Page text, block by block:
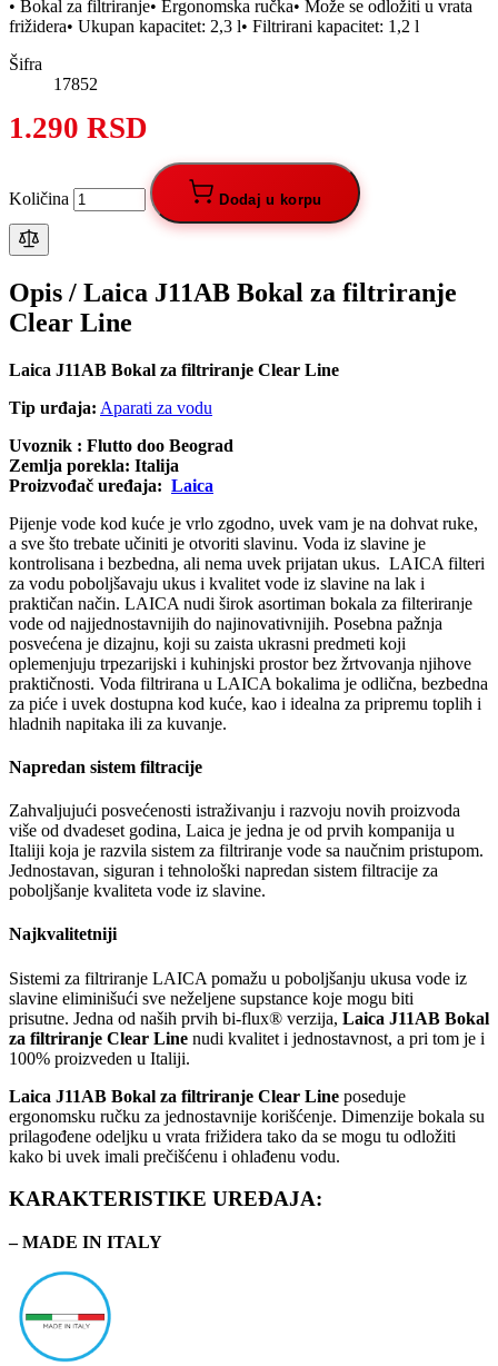
• Bokal za filtriranje• Ergonomska ručka• Može se odložiti u vrata
frižidera• Ukupan kapacitet: 2,3 l• Filtrirani kapacitet: 1,2 l
Šifra
17852
1.290 RSD
Količina Dodaj u korpu
Opis / Laica J11AB Bokal za filtriranje
Clear Line
Laica J11AB Bokal za filtriranje Clear Line
Tip urđaja: Aparati za vodu
Uvoznik : Flutto doo Beograd
Zemlja porekla: Italija
Proizvođač uređaja: Laica
Pijenje vode kod kuće je vrlo zgodno, uvek vam je na dohvat ruke,
a sve što trebate učiniti je otvoriti slavinu. Voda iz slavine je
kontrolisana i bezbedna, ali nema uvek prijatan ukus. LAICA filteri
za vodu poboljšavaju ukus i kvalitet vode iz slavine na lak i
praktičan način. LAICA nudi širok asortiman bokala za filteriranje
vode od najjednostavnijih do najinovativnijih. Posebna pažnja
posvećena je dizajnu, koji su zaista ukrasni predmeti koji
oplemenjuju trpezarijski i kuhinjski prostor bez žrtvovanja njihove
praktičnosti. Voda filtrirana u LAICA bokalima je odlična, bezbedna
za piće i uvek dostupna kod kuće, kao i idealna za pripremu toplih i
hladnih napitaka ili za kuvanje.
Napredan sistem filtracije
Zahvaljujući posvećenosti istraživanju i razvoju novih proizvoda
više od dvadeset godina, Laica je jedna je od prvih kompanija u
Italiji koja je razvila sistem za filtriranje vode sa naučnim pristupom.
Jednostavan, siguran i tehnološki napredan sistem filtracije za
poboljšanje kvaliteta vode iz slavine.
Najkvalitetniji
Sistemi za filtriranje LAICA pomažu u poboljšanju ukusa vode iz
slavine eliminišući sve neželjene supstance koje mogu biti
prisutne. Jedna od naših prvih bi-flux® verzija, Laica J11AB Bokal
za filtriranje Clear Line nudi kvalitet i jednostavnost, a pri tom je i
100% proizveden u Italiji.
Laica J11AB Bokal za filtriranje Clear Line poseduje
ergonomsku ručku za jednostavnije korišćenje. Dimenzije bokala su
prilagođene odeljku u vrata frižidera tako da se mogu tu odložiti
kako bi uvek imali prečišćenu i ohlađenu vodu.
KARAKTERISTIKE UREĐAJA:
– MADE IN ITALY